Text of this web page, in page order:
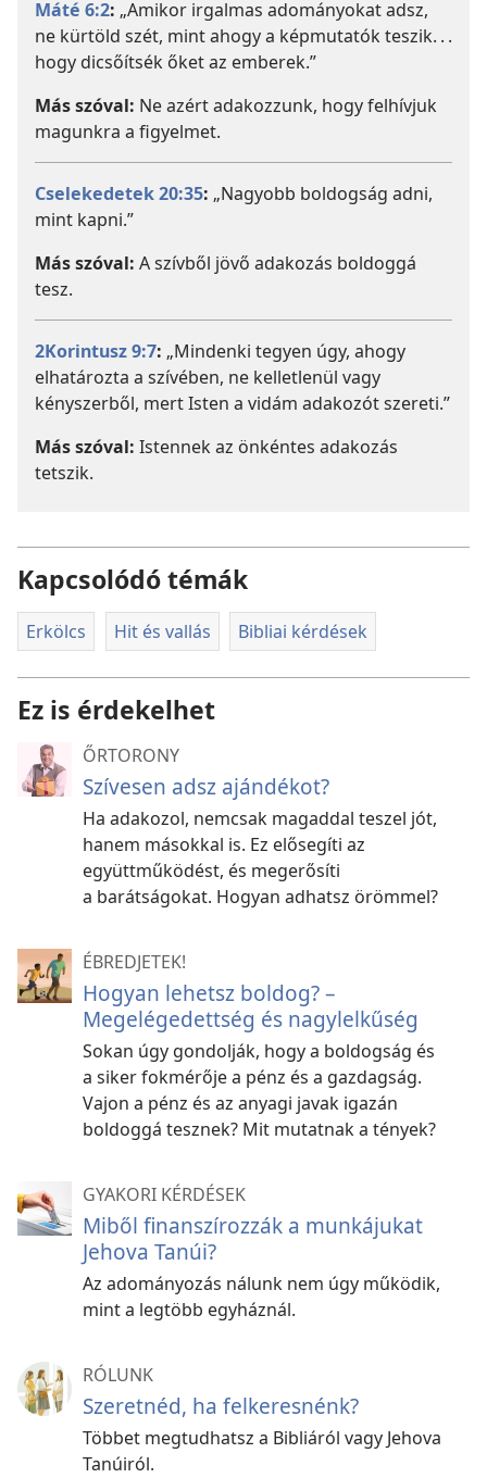
Máté 6:2: „Amikor irgalmas adományokat adsz,
ne kürtöld szét, mint ahogy a képmutatók teszik. . .
hogy dicsőítsék őket az emberek.”
Más szóval: Ne azért adakozzunk, hogy felhívjuk
magunkra a figyelmet.
Cselekedetek 20:35: „Nagyobb boldogság adni,
mint kapni.”
Más szóval: A szívből jövő adakozás boldoggá
tesz.
2Korintusz 9:7: „Mindenki tegyen úgy, ahogy
elhatározta a szívében, ne kelletlenül vagy
kényszerből, mert Isten a vidám adakozót szereti.”
Más szóval: Istennek az önkéntes adakozás
tetszik.
Kapcsolódó témák
Erkölcs Hit és vallás Bibliai kérdések
Ez is érdekelhet
ŐRTORONY
Szívesen adsz ajándékot?
Ha adakozol, nemcsak magaddal teszel jót,
hanem másokkal is. Ez elősegíti az
együttműködést, és megerősíti
a barátságokat. Hogyan adhatsz örömmel?
ÉBREDJETEK!
Hogyan lehetsz boldog? –
Megelégedettség és nagylelkűség
Sokan úgy gondolják, hogy a boldogság és
a siker fokmérője a pénz és a gazdagság.
Vajon a pénz és az anyagi javak igazán
boldoggá tesznek? Mit mutatnak a tények?
GYAKORI KÉRDÉSEK
Miből finanszírozzák a munkájukat
Jehova Tanúi?
Az adományozás nálunk nem úgy működik,
mint a legtöbb egyháznál.
RÓLUNK
Szeretnéd, ha felkeresnénk?
Többet megtudhatsz a Bibliáról vagy Jehova
Tanúiról.